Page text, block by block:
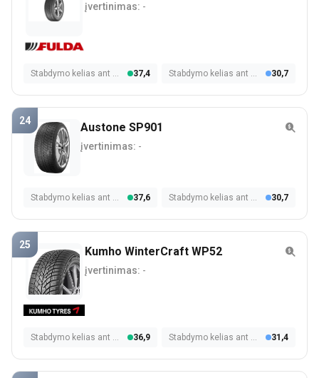
įvertinimas: -
Stabdymo kelias ant šlapios dangos 37,4 Stabdymo kelias ant sniego 30,7
24 Austone SP901
įvertinimas: -
Stabdymo kelias ant šlapios dangos 37,6 Stabdymo kelias ant sniego 30,7
25 Kumho WinterCraft WP52
įvertinimas: -
Stabdymo kelias ant šlapios dangos 36,9 Stabdymo kelias ant sniego 31,4